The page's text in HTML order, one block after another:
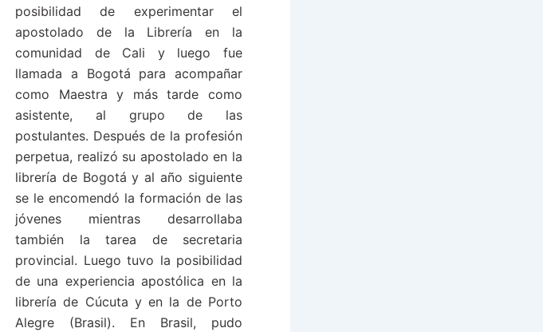
posibilidad de experimentar el
apostolado de la Librería en la
comunidad de Cali y luego fue
llamada a Bogotá para acompañar
como Maestra y más tarde como
asistente, al grupo de las
postulantes. Después de la profesión
perpetua, realizó su apostolado en la
librería de Bogotá y al año siguiente
se le encomendó la formación de las
jóvenes mientras desarrollaba
también la tarea de secretaria
provincial. Luego tuvo la posibilidad
de una experiencia apostólica en la
librería de Cúcuta y en la de Porto
Alegre (Brasil). En Brasil, pudo